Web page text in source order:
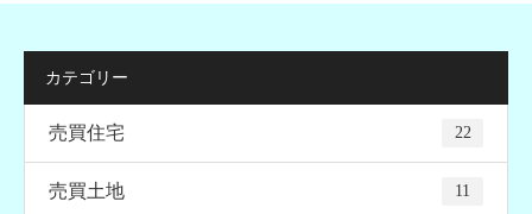
カテゴリー
売買住宅 22
売買土地 11